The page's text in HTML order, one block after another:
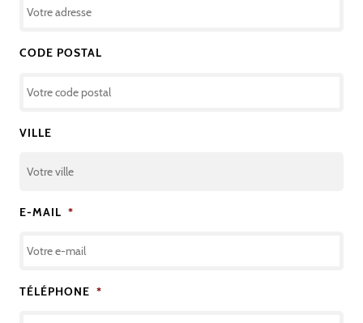
CODE POSTAL
VILLE
E-MAIL *
TÉLÉPHONE *